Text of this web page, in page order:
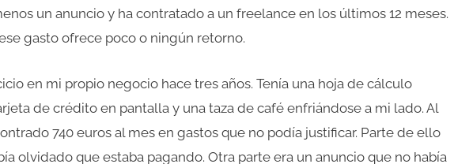
un anuncio y ha contratado a un freelance en los últimos 12 meses.
gasto ofrece poco o ningún retorno.
en mi propio negocio hace tres años. Tenía una hoja de cálculo
de crédito en pantalla y una taza de café enfriándose a mi lado. Al
740 euros al mes en gastos que no podía justificar. Parte de ello
olvidado que estaba pagando. Otra parte era un anuncio que no había